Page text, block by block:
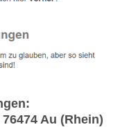
Au (Rhein)